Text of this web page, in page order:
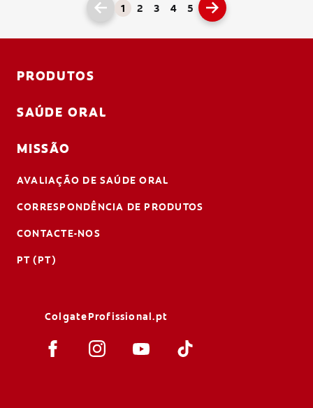
1 2 3 4 5
PRODUTOS
SAÚDE ORAL
MISSÃO
AVALIAÇÃO DE SAÚDE ORAL
CORRESPONDÊNCIA DE PRODUTOS
CONTACTE-NOS
PT (PT)
ColgateProfissional.pt